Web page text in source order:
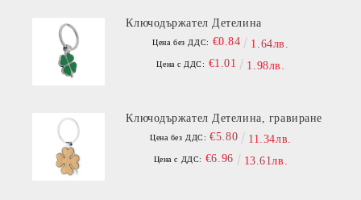
Ключодържател Детелина
Цена без ДДС: €0.84 1.64лв.
Цена с ДДС: €1.01 1.98лв.
Ключодържател Детелина, гравиране
Цена без ДДС: €5.80 11.34лв.
Цена с ДДС: €6.96 13.61лв.